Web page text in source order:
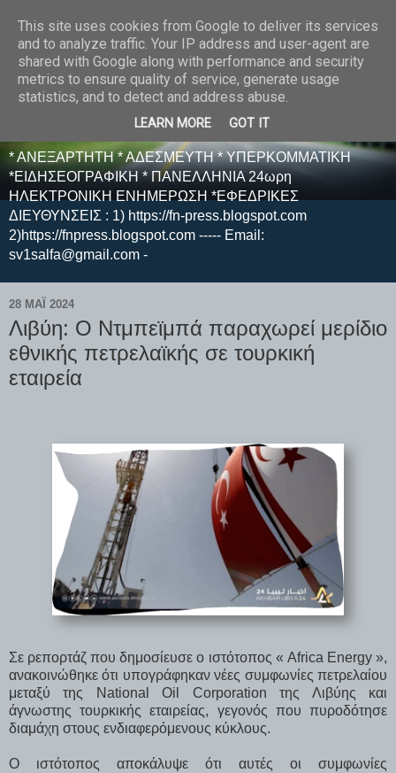
E F E N P R E S S -
ΗΛΕΚΤΡΟΝΙΚΗ
ΕΦΗΜΕΡΙΔΑ
* ΑΝΕΞΑΡΤΗΤΗ * ΑΔΕΣΜΕΥΤΗ * ΥΠΕΡΚΟΜΜΑΤΙΚΗ
*ΕΙΔΗΣΕΟΓΡΑΦΙΚΗ * ΠΑΝΕΛΛΗΝΙΑ 24ωρη
ΗΛΕΚΤΡΟΝΙΚΗ ΕΝΗΜΕΡΩΣΗ *ΕΦΕΔΡΙΚΕΣ
ΔΙΕΥΘΥΝΣΕΙΣ : 1) https://fn-press.blogspot.com
2)https://fnpress.blogspot.com ----- Email:
sv1salfa@gmail.com -
28 ΜΑΪ́ 2024
Λιβύη: Ο Ντμπεϊμπά παραχωρεί μερίδιο
εθνικής πετρελαϊκής σε τουρκική
εταιρεία
Σε ρεπορτάζ που δημοσίευσε ο ιστότοπος « Africa Energy »,
ανακοινώθηκε ότι υπογράφηκαν νέες συμφωνίες πετρελαίου
μεταξύ της National Oil Corporation της Λιβύης και
άγνωστης τουρκικής εταιρείας, γεγονός που πυροδότησε
διαμάχη στους ενδιαφερόμενους κύκλους.
Ο ιστότοπος αποκάλυψε ότι αυτές οι συμφωνίες
This site uses cookies from Google to deliver its services
and to analyze traffic. Your IP address and user-agent are
shared with Google along with performance and security
metrics to ensure quality of service, generate usage
statistics, and to detect and address abuse.
LEARN MORE GOT IT